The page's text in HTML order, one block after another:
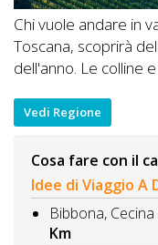
Chi vuole andare in
Toscana, scoprirà
dell'anno. Le colline
Vedi Regione
Cosa fare con il
Idee di Viaggio A
Bibbona,
Km